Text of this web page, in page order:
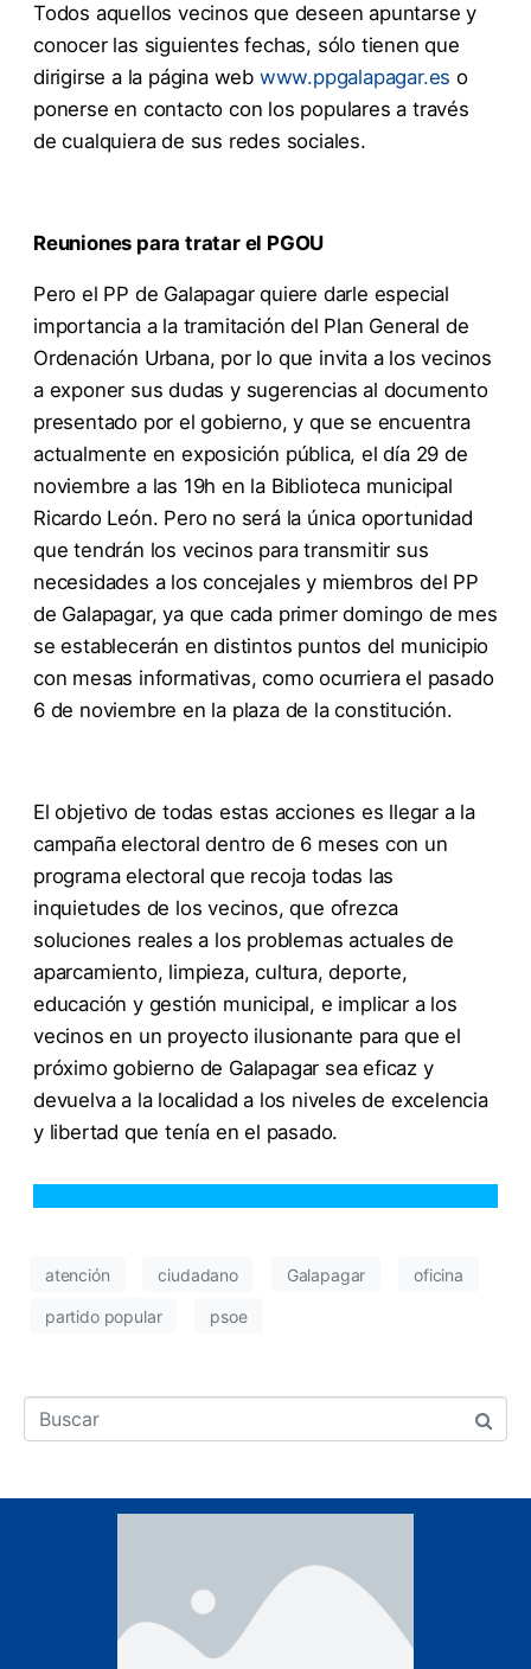
Todos aquellos vecinos que deseen apuntarse y
conocer las siguientes fechas, sólo tienen que
dirigirse a la página web www.ppgalapagar.es o
ponerse en contacto con los populares a través
de cualquiera de sus redes sociales.
Reuniones para tratar el PGOU
Pero el PP de Galapagar quiere darle especial
importancia a la tramitación del Plan General de
Ordenación Urbana, por lo que invita a los vecinos
a exponer sus dudas y sugerencias al documento
presentado por el gobierno, y que se encuentra
actualmente en exposición pública, el día 29 de
noviembre a las 19h en la Biblioteca municipal
Ricardo León. Pero no será la única oportunidad
que tendrán los vecinos para transmitir sus
necesidades a los concejales y miembros del PP
de Galapagar, ya que cada primer domingo de mes
se establecerán en distintos puntos del municipio
con mesas informativas, como ocurriera el pasado
6 de noviembre en la plaza de la constitución.
El objetivo de todas estas acciones es llegar a la
campaña electoral dentro de 6 meses con un
programa electoral que recoja todas las
inquietudes de los vecinos, que ofrezca
soluciones reales a los problemas actuales de
aparcamiento, limpieza, cultura, deporte,
educación y gestión municipal, e implicar a los
vecinos en un proyecto ilusionante para que el
próximo gobierno de Galapagar sea eficaz y
devuelva a la localidad a los niveles de excelencia
y libertad que tenía en el pasado.
atención ciudadano Galapagar oficina
partido popular psoe